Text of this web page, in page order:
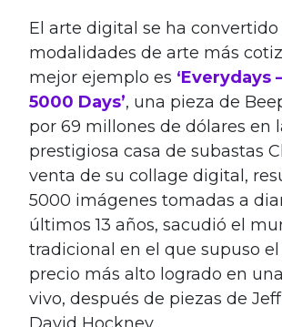
El arte digital se ha
modalidades de arte más
mejor ejemplo es ‘Everydays
5000 Days’, una pieza de
por 69 millones de dólares en
prestigiosa casa de subastas
venta de su collage digital,
5000 imágenes tomadas a
últimos 13 años, sacudió el
tradicional en el que supuso
precio más alto logrado en
vivo, después de piezas de